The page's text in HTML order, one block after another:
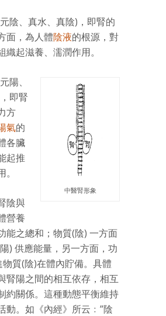
元陰、真水、真陰)，即腎的
面，為人體陰液的根源，對
織起滋養、濡潤作用。
中醫腎形象
陽、
即腎
方
氣的
各臟
起推
陰與
營養
能之總和；物質(陰) 一方面
) 供應能量，另一方面，功
質(陰)在體內貯備。具體
腎陽之間的相互依存，相互
約關係。這種動態平衡維持
動。如《內經》所云﹕”陰